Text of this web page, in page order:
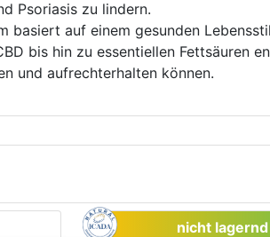
Psoriasis zu lindern.
basiert auf einem gesunden
bis hin zu essentiellen Fettsäuren
und aufrechterhalten können.
nicht lagernd